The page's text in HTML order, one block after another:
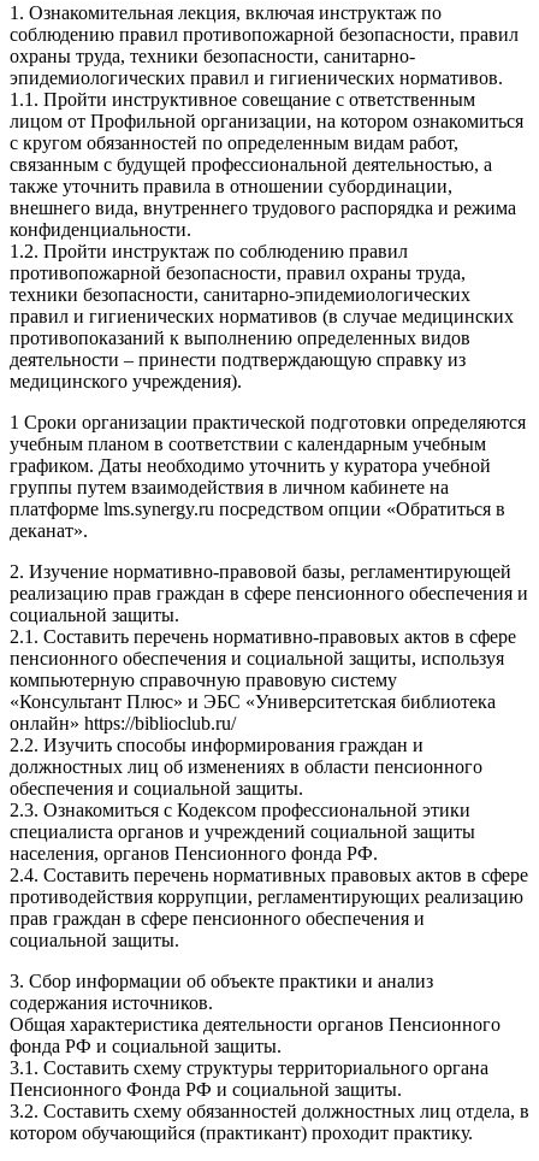
1. Ознакомительная лекция, включая инструктаж по
соблюдению правил противопожарной безопасности, правил
охраны труда, техники безопасности, санитарно-
эпидемиологических правил и гигиенических нормативов.
1.1. Пройти инструктивное совещание с ответственным
лицом от Профильной организации, на котором ознакомиться
с кругом обязанностей по определенным видам работ,
связанным с будущей профессиональной деятельностью, а
также уточнить правила в отношении субординации,
внешнего вида, внутреннего трудового распорядка и режима
конфиденциальности.
1.2. Пройти инструктаж по соблюдению правил
противопожарной безопасности, правил охраны труда,
техники безопасности, санитарно-эпидемиологических
правил и гигиенических нормативов (в случае медицинских
противопоказаний к выполнению определенных видов
деятельности – принести подтверждающую справку из
медицинского учреждения).
1 Сроки организации практической подготовки определяются
учебным планом в соответствии с календарным учебным
графиком. Даты необходимо уточнить у куратора учебной
группы путем взаимодействия в личном кабинете на
платформе lms.synergy.ru посредством опции «Обратиться в
деканат».
2. Изучение нормативно-правовой базы, регламентирующей
реализацию прав граждан в сфере пенсионного обеспечения и
социальной защиты.
2.1. Составить перечень нормативно-правовых актов в сфере
пенсионного обеспечения и социальной защиты, используя
компьютерную справочную правовую систему
«Консультант Плюс» и ЭБС «Университетская библиотека
онлайн» https://biblioclub.ru/
2.2. Изучить способы информирования граждан и
должностных лиц об изменениях в области пенсионного
обеспечения и социальной защиты.
2.3. Ознакомиться с Кодексом профессиональной этики
специалиста органов и учреждений социальной защиты
населения, органов Пенсионного фонда РФ.
2.4. Составить перечень нормативных правовых актов в сфере
противодействия коррупции, регламентирующих реализацию
прав граждан в сфере пенсионного обеспечения и
социальной защиты.
3. Сбор информации об объекте практики и анализ
содержания источников.
Общая характеристика деятельности органов Пенсионного
фонда РФ и социальной защиты.
3.1. Составить схему структуры территориального органа
Пенсионного Фонда РФ и социальной защиты.
3.2. Составить схему обязанностей должностных лиц отдела, в
котором обучающийся (практикант) проходит практику.